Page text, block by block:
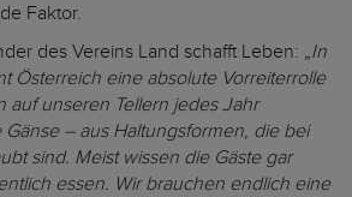
Faktor.
des Vereins Land schafft Leben: „In
Österreich eine absolute Vorreiterrolle
auf unseren Tellern jedes Jahr
– aus Haltungsformen, die bei
sind. Meist wissen die Gäste gar
essen. Wir brauchen endlich eine